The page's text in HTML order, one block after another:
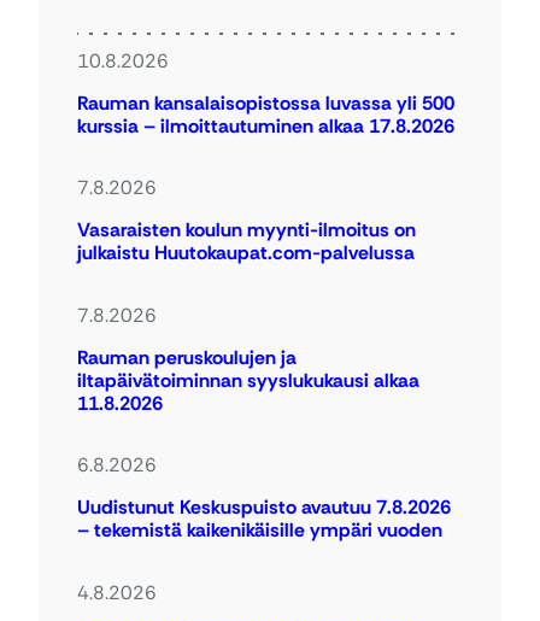
10.8.2026
Rauman kansalaisopistossa luvassa yli 500
kurssia – ilmoittautuminen alkaa 17.8.2026
7.8.2026
Vasaraisten koulun myynti-ilmoitus on
julkaistu Huutokaupat.com-palvelussa
7.8.2026
Rauman peruskoulujen ja
iltapäivätoiminnan syyslukukausi alkaa
11.8.2026
6.8.2026
Uudistunut Keskuspuisto avautuu 7.8.2026
– tekemistä kaikenikäisille ympäri vuoden
4.8.2026